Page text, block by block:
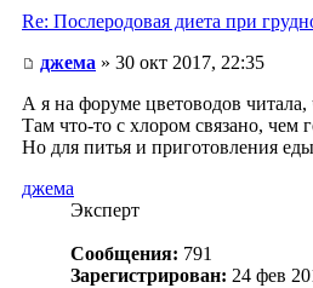
Re: Послеродовая диета при
джема » 30 окт 2017, 22:35
А я на форуме цветоводов читала,
Там что-то с хлором связано, чем
Но для питья и приготовления
джема
Эксперт
Сообщения: 791
Зарегистрирован: 24 фев